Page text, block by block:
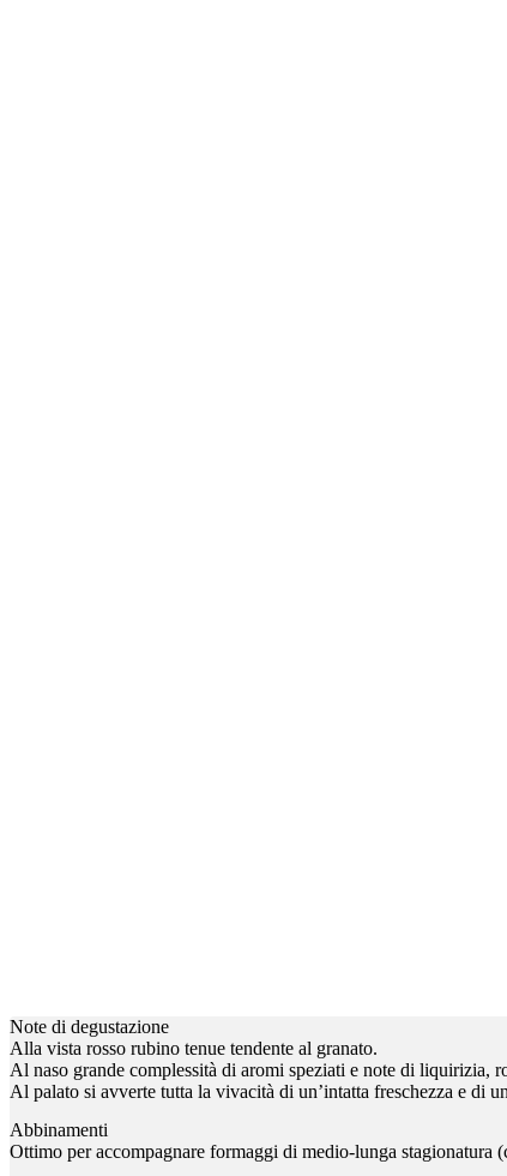
Note di degustazione
Alla vista rosso rubino tenue tendente al granato.
Al naso grande complessità di aromi speziati e note di liquirizia,
Al palato si avverte tutta la vivacità di un’intatta freschezza e di
Abbinamenti
Ottimo per accompagnare formaggi di medio-lunga stagionatura